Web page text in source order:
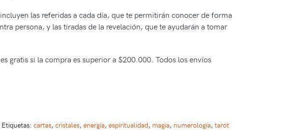
las referidas a cada día, que te permitirán conocer de forma
persona, y las tiradas de la revelación, que te ayudarán a tomar
gratis si la compra es superior a $200.000. Todos los envíos
Etiquetas: cartas, cristales, energía, espiritualidad, magia, numerología, tarot